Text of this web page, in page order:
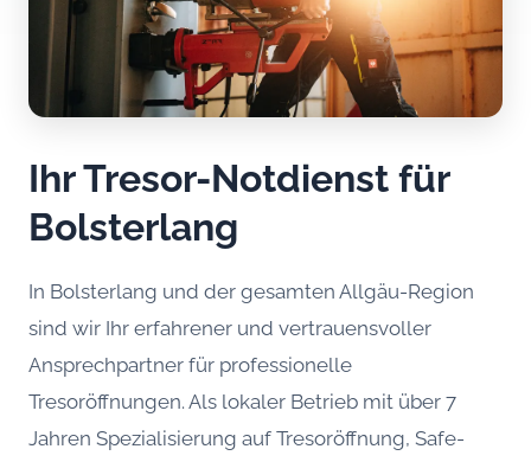
Ihr Tresor-Notdienst für
Bolsterlang
In Bolsterlang und der gesamten Allgäu-Region
sind wir Ihr erfahrener und vertrauensvoller
Ansprechpartner für professionelle
Tresoröffnungen. Als lokaler Betrieb mit über 7
Jahren Spezialisierung auf Tresoröffnung, Safe-